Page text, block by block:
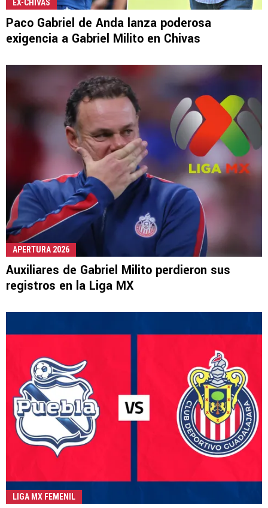
EX-CHIVAS
Paco Gabriel de Anda lanza poderosa
exigencia a Gabriel Milito en Chivas
APERTURA 2026
Auxiliares de Gabriel Milito perdieron sus
registros en la Liga MX
LIGA MX FEMENIL